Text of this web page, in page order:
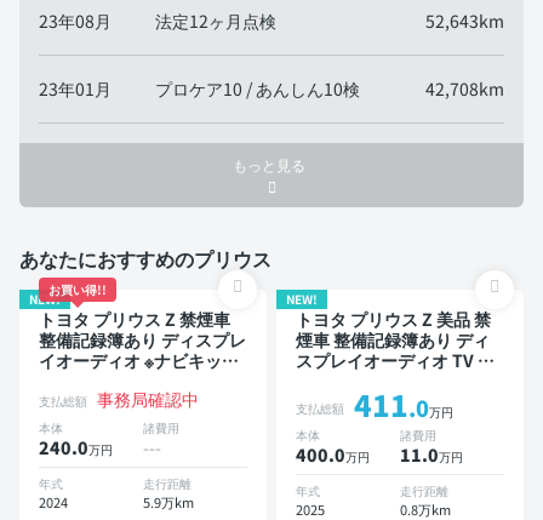
23年08月 法定12ヶ月点検 52,643km
23年01月 プロケア10 / あんしん10検 42,708km
もっと見る
あなたにおすすめのプリウス
NEW!
お買い得!!
トヨタ プリウス Z 禁煙車
整備記録簿あり ディスプレ
イオーディオ ※ナビキット
トモニター デジタルインナ
ーミラー オートクルーズ
スマートキー ETC バック
モニター 全方位カメラ ド
ライブレコーダー 衝突軽減
支払総額 事務局確認中
本体
240.0万円
諸費用
---
年式
2024
走行距離
5.9万km
NEW!
トヨタ プリウス Z 美品 禁
煙車 整備記録簿あり ディ
スプレイオーディオ TV ブ
デジタルインナーミラー オ
ートクルーズ スマートキー
ETC サンルーフ 電動バッ
クドア バックモニター 全
方位カメラ ドライブレコー
ダー 衝突軽減
支払総額 411.0万円
本体
400.0万円
諸費用
11.0万円
年式
2025
走行距離
0.8万km